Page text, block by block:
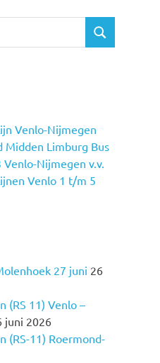
Z
Venlo-Nijmegen
Limburg Bus
Nijmegen v.v.
Venlo 1 t/m 5
27 juni 26
(RS 11) Venlo –
juni 2026
(RS-11) Roermond-